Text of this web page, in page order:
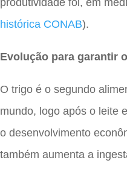
histórica CONAB).
Evolução para garantir
O trigo é o segundo
mundo, logo após o leite
o desenvolvimento
também aumenta a